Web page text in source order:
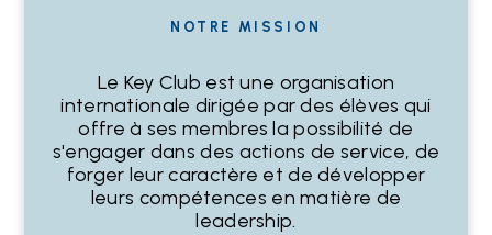
NOTRE MISSION
Le Key Club est une organisation
internationale dirigée par des élèves qui
offre à ses membres la possibilité de
s'engager dans des actions de service, de
forger leur caractère et de développer
leurs compétences en matière de
leadership.